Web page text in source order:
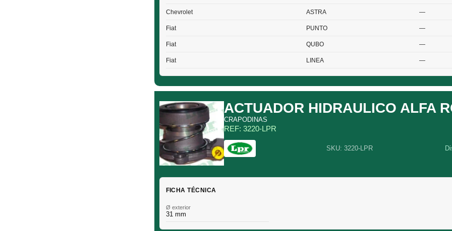
Chevrolet ASTRA —
Fiat PUNTO —
Fiat QUBO —
Fiat LINEA —
ACTUADOR HIDRAULICO ALFA
CRAPODINAS
REF: 3220-LPR
SKU: 3220-LPR
FICHA TÉCNICA
Ø exterior
31 mm